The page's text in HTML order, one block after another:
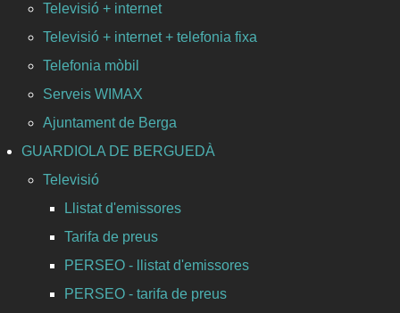
Televisió + internet
Televisió + internet + telefonia fixa
Telefonia mòbil
Serveis WIMAX
Ajuntament de Berga
GUARDIOLA DE BERGUEDÀ
Televisió
Llistat d'emissores
Tarifa de preus
PERSEO - llistat d'emissores
PERSEO - tarifa de preus